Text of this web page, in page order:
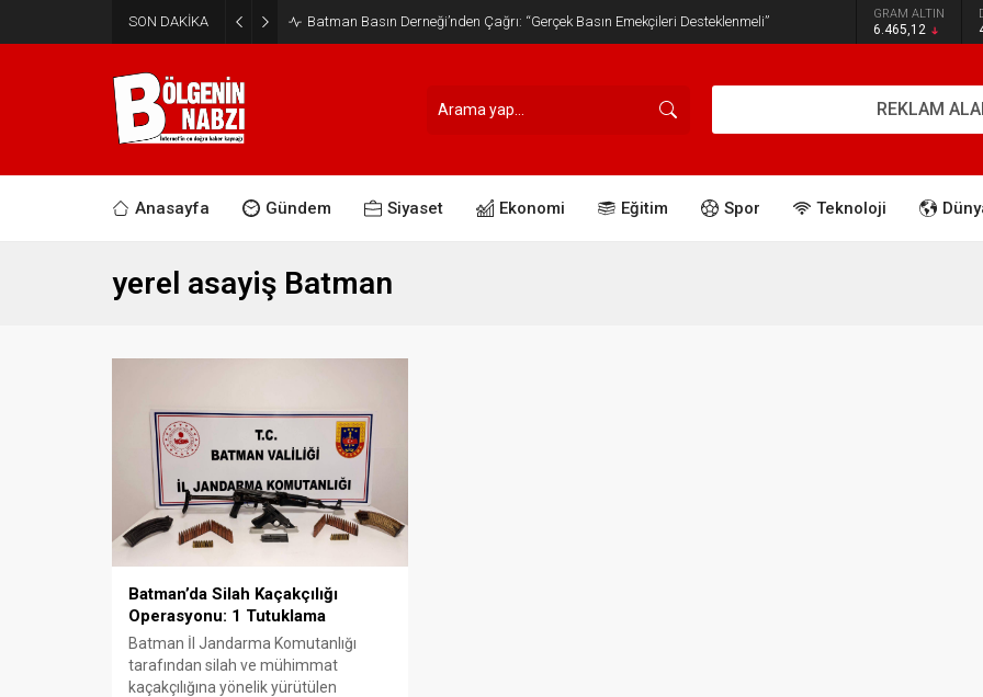
SON DAKİKA Batman Basın Derneği’nden Çağrı: “Gerçek Basın Emekçileri Desteklenmeli” GRAM ALTIN
6.465,12
REKLAM
Anasayfa Gündem Siyaset Ekonomi Eğitim Spor Teknoloji
yerel asayiş Batman
Batman’da Silah Kaçakçılığı
Operasyonu: 1 Tutuklama
Batman İl Jandarma Komutanlığı
tarafından silah ve mühimmat
kaçakçılığına yönelik yürütülen